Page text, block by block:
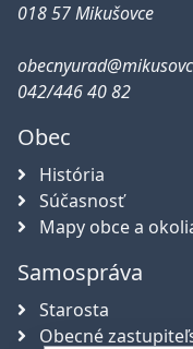
018 57 Mikušovce
042/446 40 82
Obec
História
Súčasnosť
Mapy obce a
Samospráva
Starosta
Obecné